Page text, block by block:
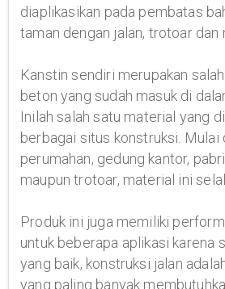
diaplikasikan pada pembatas
taman dengan jalan, trotoar dan
Kanstin sendiri merupakan
beton yang sudah masuk di
Inilah salah satu material yang
berbagai situs konstruksi. Mulai
perumahan, gedung kantor,
maupun trotoar, material ini
Produk ini juga memiliki
untuk beberapa aplikasi karena
yang baik, konstruksi jalan
yang paling banyak